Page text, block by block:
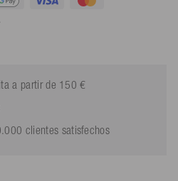
a partir de 150 €
clientes satisfechos